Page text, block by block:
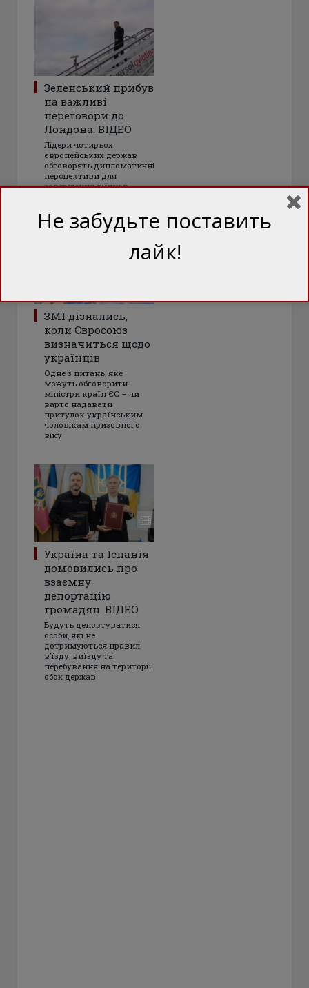
Зеленський прибув
на важливі
переговори до
Лондона. ВІДЕО
Лідери чотирьох
європейських держав
обговорять дипломатичні
перспективи для
завершення війни в
ЗМІ дізнались,
коли Євросоюз
визначиться щодо
українців
Одне з питань, яке
можуть обговорити
міністри країн ЄС – чи
варто надавати
притулок українським
чоловікам призовного
віку
Україна та Іспанія
домовились про
взаємну
депортацію
громадян. ВІДЕО
Будуть депортуватися
особи, які не
дотримуються правил
в’їзду, виїзду та
перебування на території
обох держав
Не забудьте поставить
лайк!